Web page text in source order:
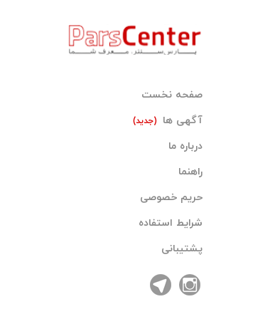
صفحه نخست
آگهی ها
(جدید)
درباره ما
راهنما
حریم خصوصی
شرایط استفاده
پشتیبانی